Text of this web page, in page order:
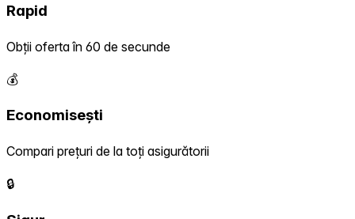
Rapid
Obții oferta în 60 de secunde
💰
Economisești
Compari prețuri de la toți asigurătorii
🔒